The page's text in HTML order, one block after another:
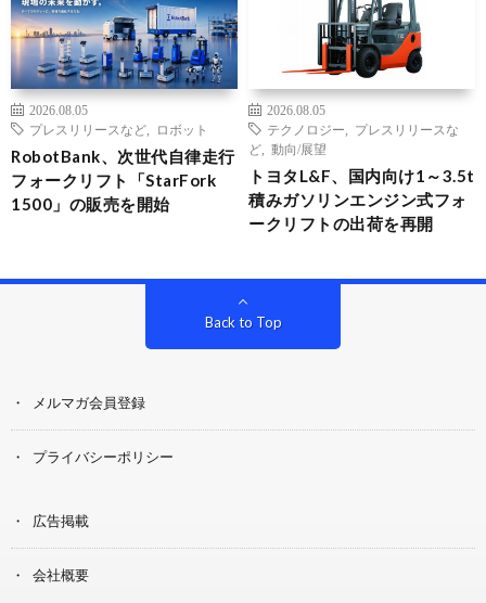
2026.08.05
プレスリリースなど
ロボット
RobotBank、次世代自律走行
フォークリフト「StarFork
1500」の販売を開始
2026.08.05
テクノロジー
プレスリリースな
ど
動向/展望
トヨタL&F、国内向け1～3.5t
積みガソリンエンジン式フォ
ークリフトの出荷を再開
Back to Top
メルマガ会員登録
プライバシーポリシー
広告掲載
会社概要